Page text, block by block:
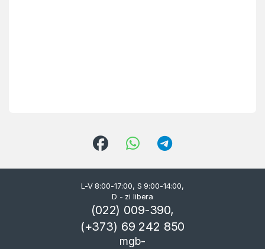
L-V 8:00-17:00, S 9:00-14:00,
D - zi libera
(022) 009-390,
(+373) 69 242 850
mgb-